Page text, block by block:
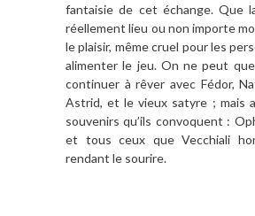
fantaisie de cet échange. Que
réellement lieu ou non importe
le plaisir, même cruel pour les
alimenter le jeu. On ne peut
continuer à rêver avec Fédor,
Astrid, et le vieux satyre ; mais
souvenirs qu’ils convoquent :
et tous ceux que Vecchiali
rendant le sourire.